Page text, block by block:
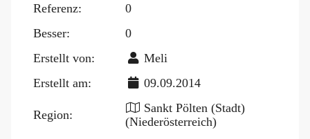
Referenz:
0
Besser:
0
Erstellt von:
Meli
Erstellt am:
09.09.2014
Region:
Sankt Pölten (Stadt)
(Niederösterreich)